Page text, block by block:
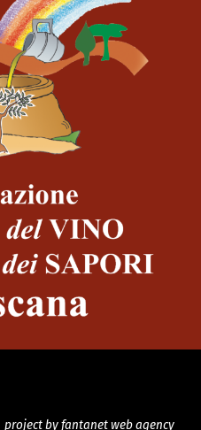
project byfantanet web agency